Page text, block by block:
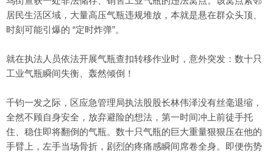
居民生活区域，大量高压气瓶违规堆放，本就是悬在群众头顶、
时刻可能引爆的 “定时炸弹”。
就在执法人员依法开展气瓶查扣转移作业时，意外突发：数十只
工业气瓶瞬间失衡、轰然倾倒！
千钧一发之际，区应急管理局执法股股长林伟泽没有丝毫退缩，
全然不顾自身安全，放弃避险的想法，第一时间冲上前徒手托
住、稳住即将翻倒的气瓶。数十只气瓶的巨大重量狠狠压在他的
手臂上，左手当场骨折，剧烈的疼痛感瞬间席卷全身。即便伤势